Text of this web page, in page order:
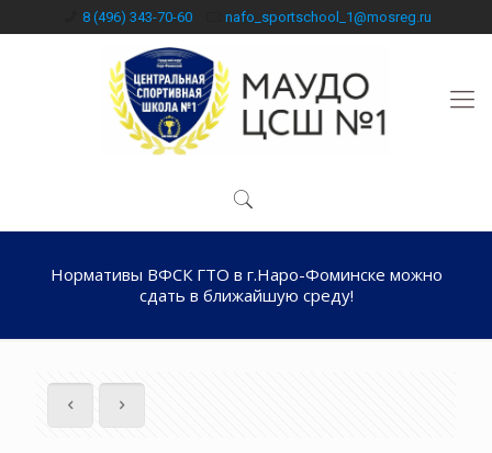
8 (496) 343-70-60 nafo_sportschool_1@mosreg.ru
Нормативы ВФСК ГТО в г.Наро-Фоминске можно
сдать в ближайшую среду!